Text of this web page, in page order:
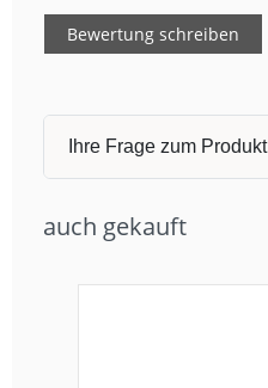
Bewertung schreiben
Ihre Frage zum Produkt
auch gekauft